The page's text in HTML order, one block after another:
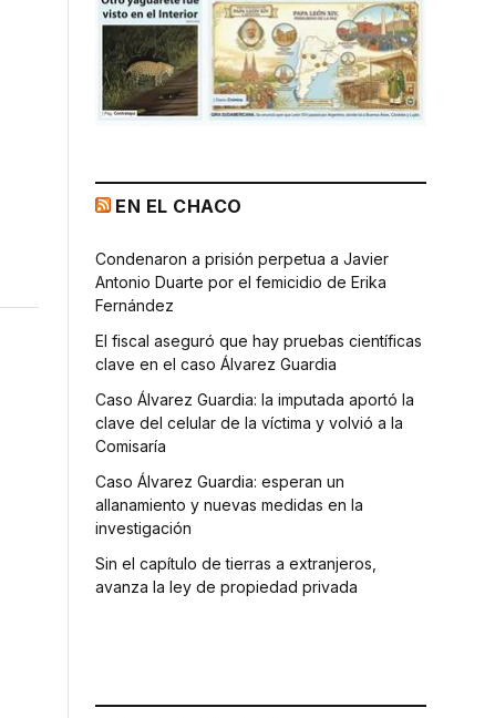
EN EL CHACO
Condenaron a prisión perpetua a Javier
Antonio Duarte por el femicidio de Erika
Fernández
El fiscal aseguró que hay pruebas científicas
clave en el caso Álvarez Guardia
Caso Álvarez Guardia: la imputada aportó la
clave del celular de la víctima y volvió a la
Comisaría
Caso Álvarez Guardia: esperan un
allanamiento y nuevas medidas en la
investigación
Sin el capítulo de tierras a extranjeros,
avanza la ley de propiedad privada